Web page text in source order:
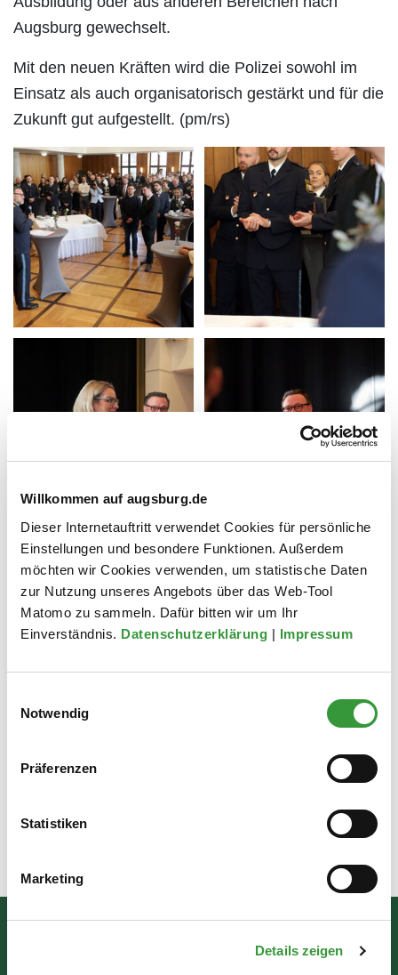
Willkommen auf augsburg.de
Dieser Internetauftritt verwendet Cookies für persönliche
Einstellungen und besondere Funktionen. Außerdem
möchten wir Cookies verwenden, um statistische Daten
zur Nutzung unseres Angebots über das Web-Tool
Matomo zu sammeln. Dafür bitten wir um Ihr
Einverständnis. Datenschutzerklärung | Impressum
Notwendig
Präferenzen
Statistiken
Marketing
Details zeigen
Augsburg gewechselt.
Mit den neuen Kräften wird die Polizei sowohl im
Einsatz als auch organisatorisch gestärkt und für die
Zukunft gut aufgestellt. (pm/rs)